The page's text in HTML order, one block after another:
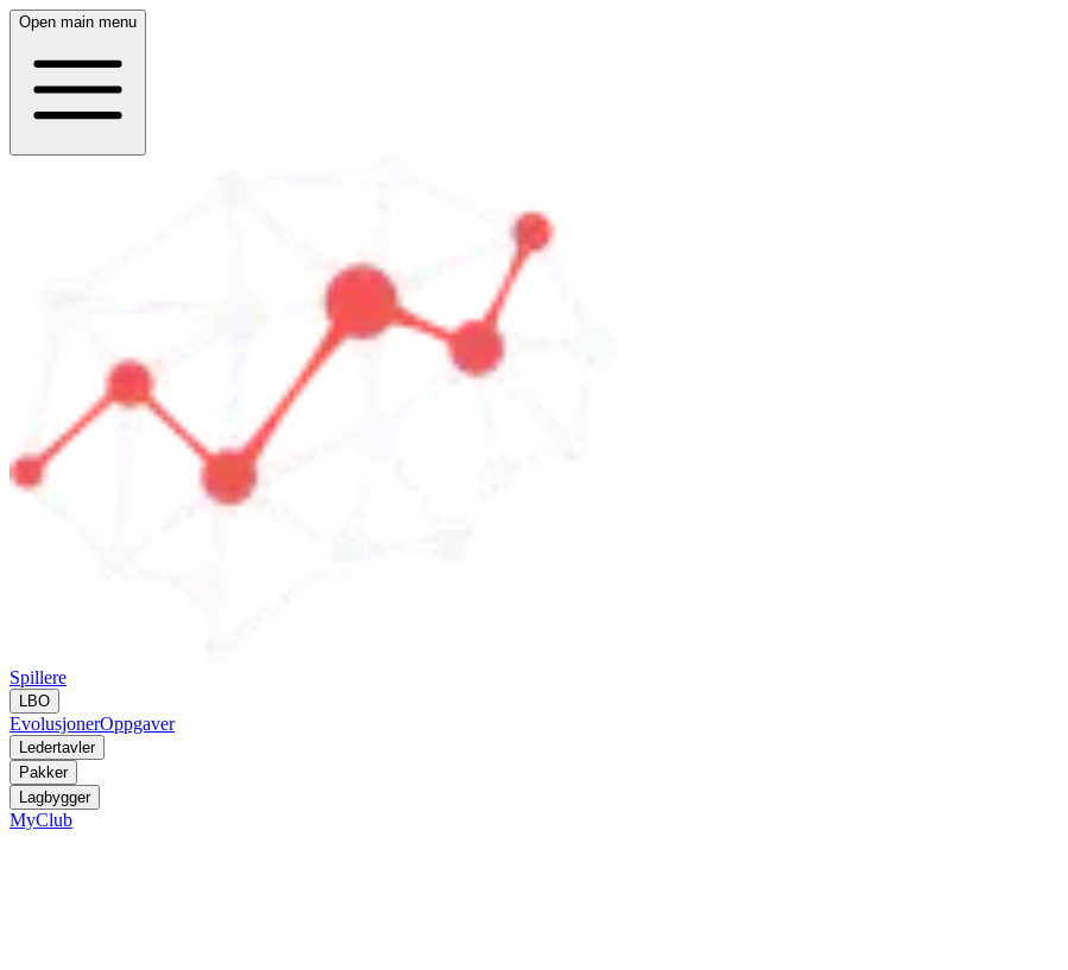
Open main menu
Spillere
LBO
EvolusjonerOppgaver
Ledertavler
Pakker
Lagbygger
MyClub